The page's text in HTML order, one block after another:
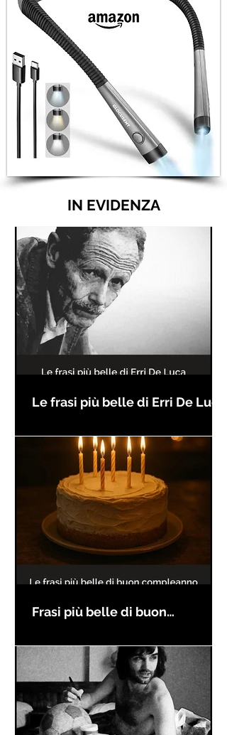
IN EVIDENZA
Le frasi più belle di Erri De Luca
Frasi più belle di buon